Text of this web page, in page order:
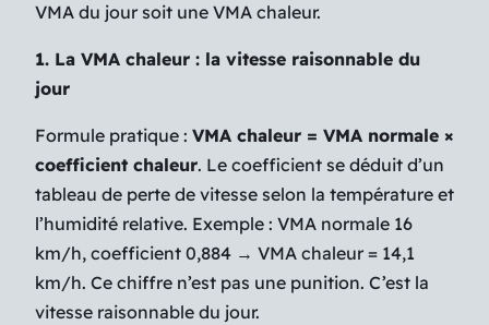
VMA du jour soit une VMA chaleur.
1. La VMA chaleur : la vitesse raisonnable du
jour
Formule pratique : VMA chaleur = VMA normale ×
coefficient chaleur. Le coefficient se déduit d’un
tableau de perte de vitesse selon la température et
l’humidité relative. Exemple : VMA normale 16
km/h, coefficient 0,884 → VMA chaleur = 14,1
km/h. Ce chiffre n’est pas une punition. C’est la
vitesse raisonnable du jour.